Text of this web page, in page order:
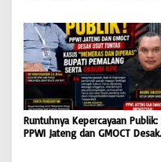
Runtuhnya Kepercayaan Publik:
PPWI Jateng dan GMOCT Desak